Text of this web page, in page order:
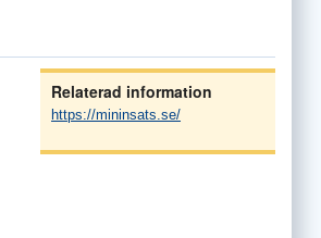
Relaterad information
https://mininsats.se/